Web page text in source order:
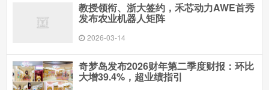
教授领衔、浙大签约，禾芯动力AWE首秀
发布农业机器人矩阵
2026-03-14
奇梦岛发布2026财年第二季度财报：环比
大增39.4%，超业绩指引